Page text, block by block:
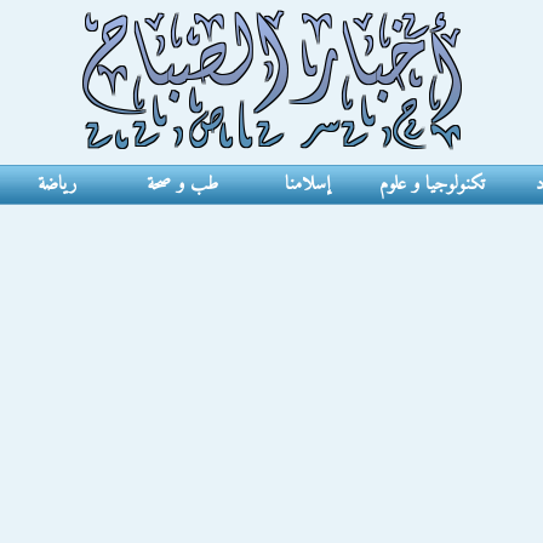
تكنولوجيا و علوم إسلامنا طب و صحة رياضة